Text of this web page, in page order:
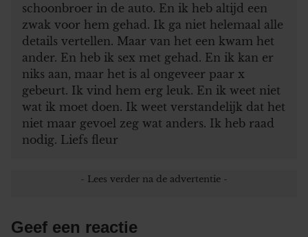
schoonbroer in de auto. En ik heb altijd een
zwak voor hem gehad. Ik ga niet helemaal alle
details vertellen. Maar van het een kwam het
ander. En heb ik sex met gehad. En ik kan er
niks aan, maar het is al ongeveer paar x
gebeurt. Ik vind hem erg leuk. En ik weet niet
wat ik moet doen. Ik weet verstandelijk dat het
niet maar gevoel zeg wat anders. Ik heb raad
nodig. Liefs fleur
Geef een reactie